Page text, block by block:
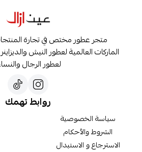
متجر عطور مختص في تجارة
الماركات العالمية لعطور النيش
لعطور الرجال
روابط تهمك
سياسة الخصوصية
الشروط والأحكام
الاسترجاع و الاستبدال